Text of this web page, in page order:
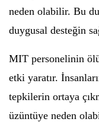
neden olabilir. Bu
duygusal desteğin
MIT personelinin
etki yaratır.
tepkilerin ortaya
üzüntüye neden